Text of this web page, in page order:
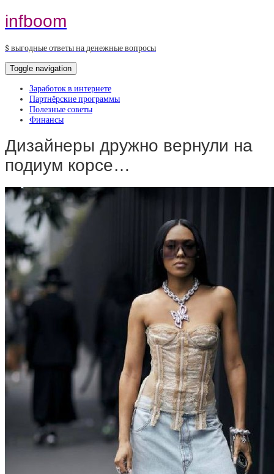
infboom
$ выгодные ответы на денежные вопросы
Toggle navigation
Заработок в интернете
Партнёрские программы
Полезные советы
Финансы
Дизайнеры дружно вернули на
подиум корсе…